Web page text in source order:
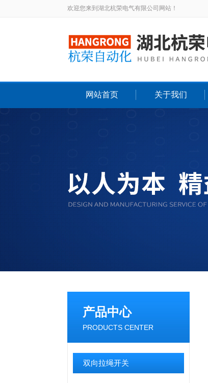
欢迎您来到湖北杭荣电气有限公司网站！
网站首页 关于我们
产品中心
PRODUCTS CENTER
双向拉绳开关